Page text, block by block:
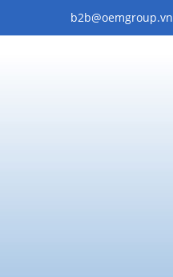
b2b@oemgroup.vn